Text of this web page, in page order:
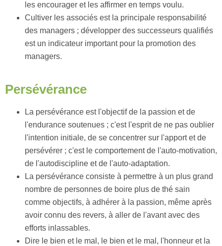
les encourager et les affirmer en temps voulu.
Cultiver les associés est la principale responsabilité
des managers ; développer des successeurs qualifiés
est un indicateur important pour la promotion des
managers.
Persévérance
La persévérance est l'objectif de la passion et de
l'endurance soutenues ; c'est l'esprit de ne pas oublier
l'intention initiale, de se concentrer sur l'apport et de
persévérer ; c'est le comportement de l'auto-motivation,
de l'autodiscipline et de l'auto-adaptation.
La persévérance consiste à permettre à un plus grand
nombre de personnes de boire plus de thé sain
comme objectifs, à adhérer à la passion, même après
avoir connu des revers, à aller de l'avant avec des
efforts inlassables.
Dire le bien et le mal, le bien et le mal, l'honneur et la